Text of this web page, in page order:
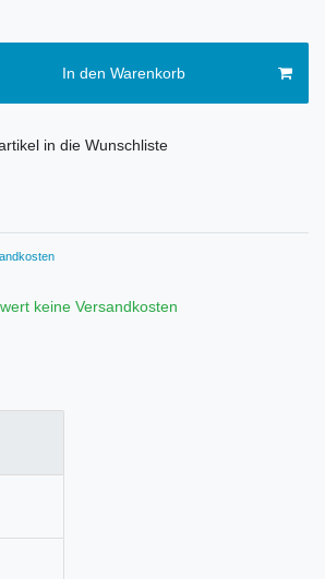
In den Warenkorb
in die Wunschliste
keine Versandkosten